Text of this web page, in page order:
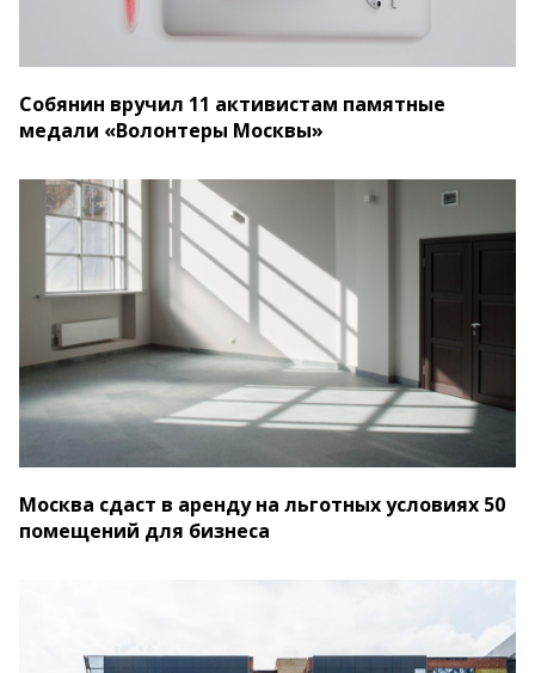
Собянин вручил 11 активистам памятные
медали «Волонтеры Москвы»
Москва сдаст в аренду на льготных условиях 50
помещений для бизнеса